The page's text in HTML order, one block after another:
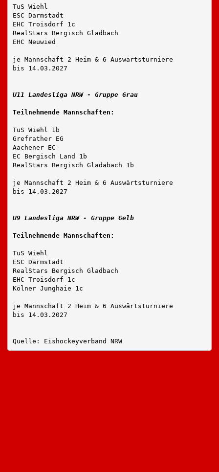
TuS Wiehl
ESC Darmstadt
EHC Troisdorf 1c
RealStars Bergisch Gladbach
EHC Neuwied
je Mannschaft 2 Heim & 6 Auswärtsturniere
bis 14.03.2027
U11 Landesliga NRW - Gruppe Grau
Teilnehmende Mannschaften:
TuS Wiehl 1b
Grefrather EG
Aachener EC
EC Bergisch Land 1b
RealStars Bergisch Gladabach 1b
je Mannschaft 2 Heim & 6 Auswärtsturniere
bis 14.03.2027
U9 Landesliga NRW - Gruppe Gelb
Teilnehmende Mannschaften:
TuS Wiehl
ESC Darmstadt
RealStars Bergisch Gladbach
EHC Troisdorf 1c
Kölner Junghaie 1c
je Mannschaft 2 Heim & 6 Auswärtsturniere
bis 14.03.2027
Quelle: Eishockeyverband NRW